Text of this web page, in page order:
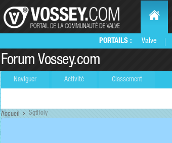
PORTAILS : Valve
Forum Vossey.com
Naviguer Activité Classement
Accueil SgtHoly